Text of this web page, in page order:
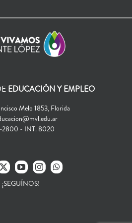
EDUCACIÓN Y EMPLEO
Melo 1853, Florida
2800 - INT. 8020
¡SEGUÍNOS!